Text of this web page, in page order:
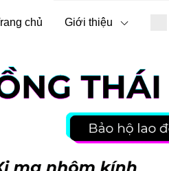
chủ Giới thiệu